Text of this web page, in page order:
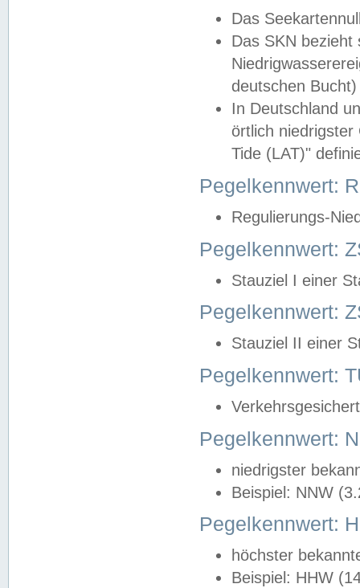
Das
Das SKN
deutschen
In Deutschland
örtlich
Tide (LAT)"
Pegelkennwert:
Regulierungs-
Pegelkennwert:
Stauziel I einer
Pegelkennwert:
Stauziel II einer
Pegelkennwert:
Pegelkennwert:
niedrigster
Beispiel: NNW
Pegelkennwert:
höchster
Beispiel: HHW